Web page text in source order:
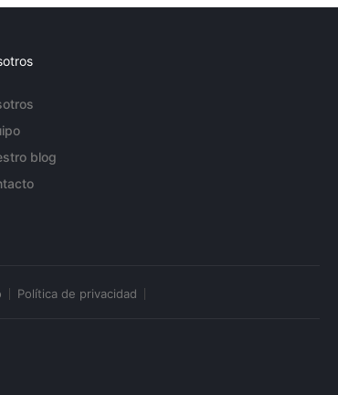
blog
Política de privacidad